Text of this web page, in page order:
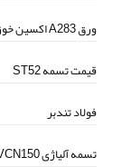
ورق A283 اکسین خوزستان
قیمت تسمه ST52
فولاد تندبر
تسمه آلیاژی VCN150